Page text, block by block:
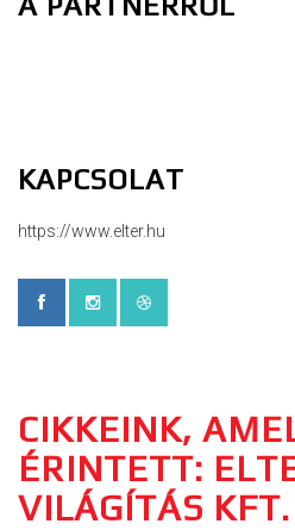
KAPCSOLAT
https://www.elter.hu
CIKKEINK,
ÉRINTETT:
VILÁGÍTÁS KFT.